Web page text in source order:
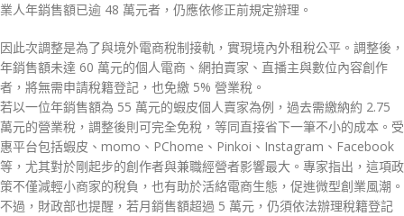
業人年銷售額已逾 48 萬元者，仍應依修正前規定辦理。
因此次調整是為了與境外電商稅制接軌，實現境內外租稅公平。調整後，
年銷售額未達 60 萬元的個人電商、網拍賣家、直播主與數位內容創作
者，將無需申請稅籍登記，也免繳 5% 營業稅。
若以一位年銷售額為 55 萬元的蝦皮個人賣家為例，過去需繳納約 2.75
萬元的營業稅，調整後則可完全免稅，等同直接省下一筆不小的成本。受
惠平台包括蝦皮、momo、PChome、Pinkoi、Instagram、Facebook
等，尤其對於剛起步的創作者與兼職經營者影響最大。專家指出，這項政
策不僅減輕小商家的稅負，也有助於活絡電商生態，促進微型創業風潮。
不過，財政部也提醒，若月銷售額超過 5 萬元，仍須依法辦理稅籍登記